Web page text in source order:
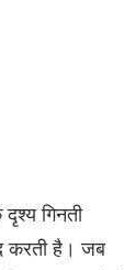
गिनती
करती है। जब